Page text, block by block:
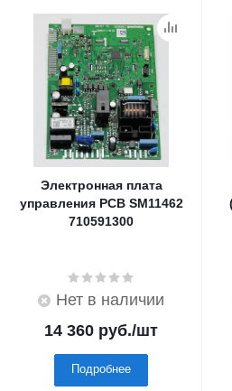
Электронная плата
управления PCB SM11462
710591300
Нет в наличии
14 360 руб./шт
Подробнее